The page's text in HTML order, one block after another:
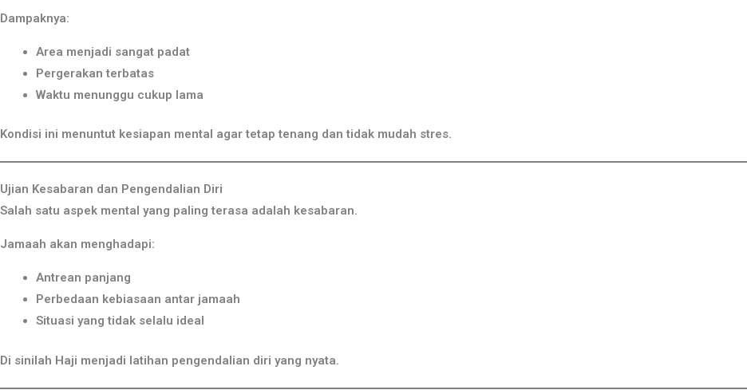
Dampaknya:
Area menjadi sangat padat
Pergerakan terbatas
Waktu menunggu cukup lama
Kondisi ini menuntut kesiapan mental agar tetap tenang dan tidak mudah stres.
Ujian Kesabaran dan Pengendalian Diri
Salah satu aspek mental yang paling terasa adalah kesabaran.
Jamaah akan menghadapi:
Antrean panjang
Perbedaan kebiasaan antar jamaah
Situasi yang tidak selalu ideal
Di sinilah Haji menjadi latihan pengendalian diri yang nyata.